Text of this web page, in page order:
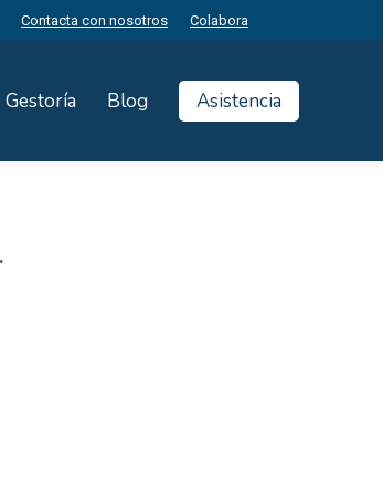
Contacta con nosotros Colabora
Gestoría Blog Asistencia